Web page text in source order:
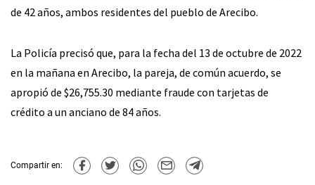
de 42 años, ambos residentes del pueblo de Arecibo.
La Policía precisó que, para la fecha del 13 de octubre de 2022
en la mañana en Arecibo, la pareja, de común acuerdo, se
apropió de $26,755.30 mediante fraude con tarjetas de
crédito a un anciano de 84 años.
Compartir en: